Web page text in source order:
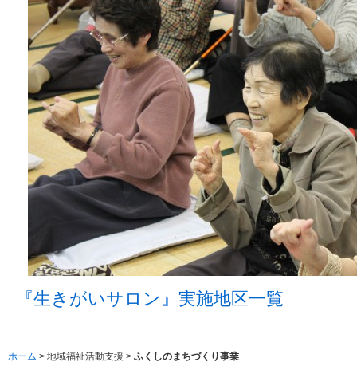
『生きがいサロン』実施地区一覧
ホーム > 地域福祉活動支援 > ふくしのまちづくり事業